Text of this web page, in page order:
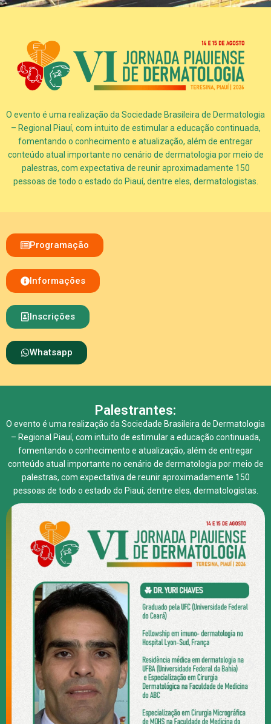
O evento é uma realização da Sociedade Brasileira de Dermatologia
– Regional Piauí, com intuito de estimular a educação continuada,
fomentando o conhecimento e atualização, além de entregar
conteúdo atual importante no cenário de dermatologia por meio de
palestras, com expectativa de reunir aproximadamente 150
pessoas de todo o estado do Piauí, dentre eles, dermatologistas.
Programação
Informações
Inscrições
Whatsapp
Palestrantes:
O evento é uma realização da Sociedade Brasileira de Dermatologia
– Regional Piauí, com intuito de estimular a educação continuada,
fomentando o conhecimento e atualização, além de entregar
conteúdo atual importante no cenário de dermatologia por meio de
palestras, com expectativa de reunir aproximadamente 150
pessoas de todo o estado do Piauí, dentre eles, dermatologistas.